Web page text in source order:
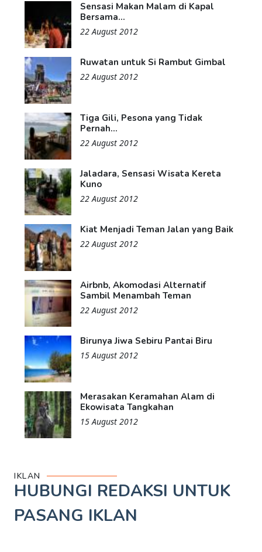
Sensasi Makan Malam di Kapal
Bersama...
22 August 2012
Ruwatan untuk Si Rambut Gimbal
22 August 2012
Tiga Gili, Pesona yang Tidak
Pernah...
22 August 2012
Jaladara, Sensasi Wisata Kereta
Kuno
22 August 2012
Kiat Menjadi Teman Jalan yang Baik
22 August 2012
Airbnb, Akomodasi Alternatif
Sambil Menambah Teman
22 August 2012
Birunya Jiwa Sebiru Pantai Biru
15 August 2012
Merasakan Keramahan Alam di
Ekowisata Tangkahan
15 August 2012
IKLAN
HUBUNGI REDAKSI UNTUK
PASANG IKLAN